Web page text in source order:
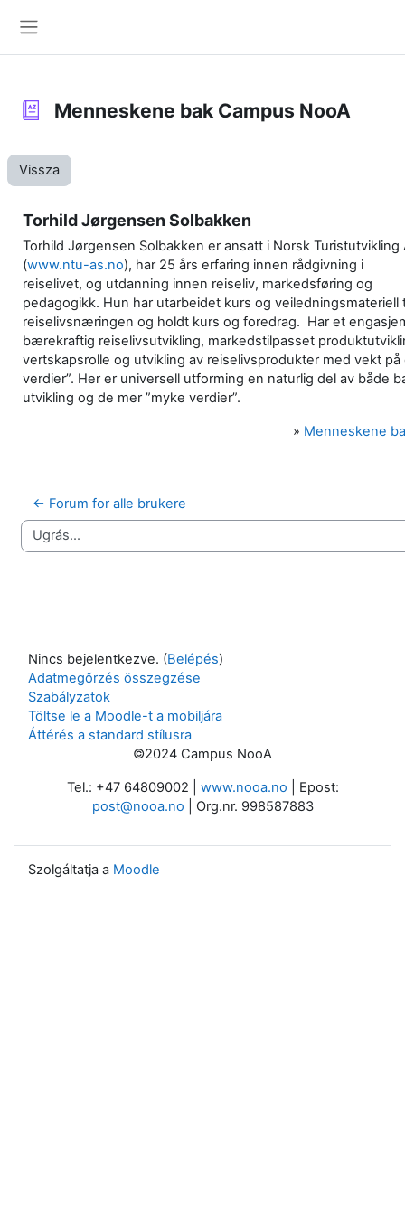
Menneskene bak Campus NooA
Vissza
Torhild Jørgensen Solbakken
Torhild Jørgensen Solbakken er ansatt i Norsk Turistutvikling
(www.ntu-as.no), har 25 års erfaring innen rådgivning i
reiselivet, og utdanning innen reiseliv, markedsføring og
pedagogikk. Hun har utarbeidet kurs og veiledningsmateriell
reiselivsnæringen og holdt kurs og foredrag. Har et
bærekraftig reiselivsutvikling, markedstilpasset
vertskapsrolle og utvikling av reiselivsprodukter med vekt på
verdier”. Her er universell utforming en naturlig del av både
utvikling og de mer ”myke verdier”.
» Menneskene
← Forum for alle brukere
Ugrás...
Nincs bejelentkezve. (Belépés)
Adatmegőrzés összegzése
Szabályzatok
Töltse le a Moodle-t a mobiljára
Áttérés a standard stílusra
©2024 Campus NooA
Tel.: +47 64809002 | www.nooa.no | Epost:
post@nooa.no | Org.nr. 998587883
Szolgáltatja a Moodle